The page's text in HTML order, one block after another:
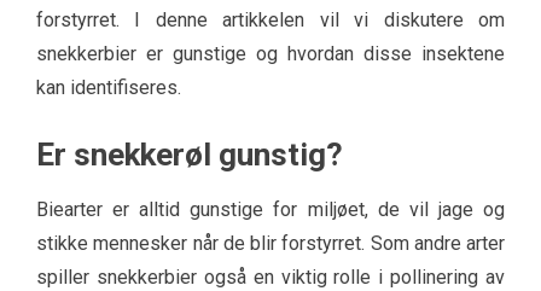
forstyrret. I denne artikkelen vil vi diskutere om
snekkerbier er gunstige og hvordan disse insektene
kan identifiseres.
Er snekkerøl gunstig?
Biearter er alltid gunstige for miljøet, de vil jage og
stikke mennesker når de blir forstyrret. Som andre arter
spiller snekkerbier også en viktig rolle i pollinering av